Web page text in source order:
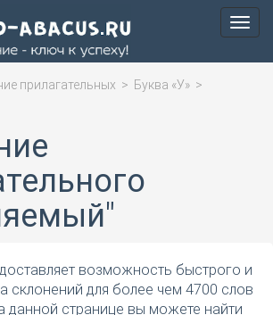
Меню
прилагательных > Буква «У» >
возможность быстрого и
склонений для более чем 4700 слов
данной странице вы можете найти